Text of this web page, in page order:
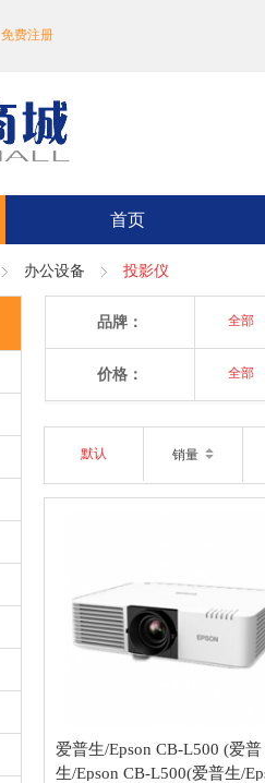
免费注册
首页
办公设备 投影仪
品牌： 全部
价格： 全部
默认 销量
爱普生/Epson CB-L500 (爱普
生/Epson CB-L500(爱普生/